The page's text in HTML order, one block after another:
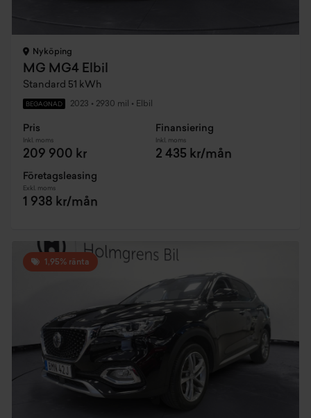
Nyköping
MG MG4 Elbil
Standard 51 kWh
BEGAGNAD 2023 • 2930 mil • Elbil
Pris
Inkl. moms
209 900 kr
Finansiering
Inkl. moms
2 435 kr/mån
Företagsleasing
Exkl. moms
1 938 kr/mån
1,95% ränta